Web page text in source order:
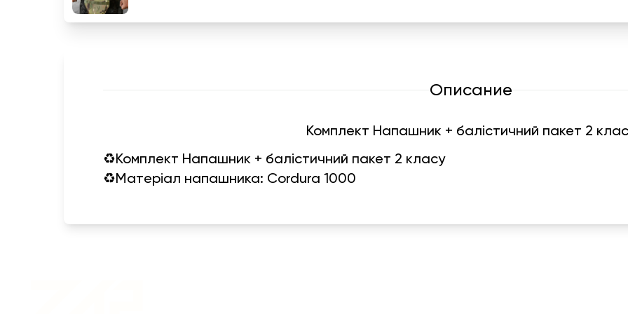
Описание
Комплект Напашник + балістичний пакет 2
♻️Комплект Напашник + балістичний пакет 2 класу